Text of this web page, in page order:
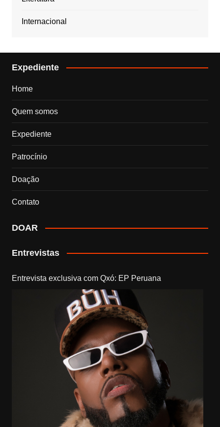
Internacional
Expediente
Home
Quem somos
Expediente
Patrocínio
Doação
Contato
DOAR
Entrevistas
Entrevista exclusiva com Qxó: EP Peruana